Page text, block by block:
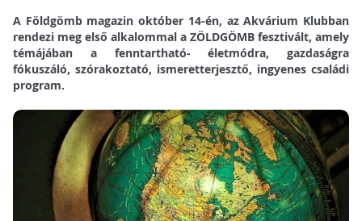
A Földgömb magazin október 14-én, az Akvárium Klubban
rendezi meg első alkalommal a ZÖLDGÖMB fesztivált, amely
témájában a fenntartható- életmódra, gazdaságra
fókuszáló, szórakoztató, ismeretterjesztő, ingyenes családi
program.